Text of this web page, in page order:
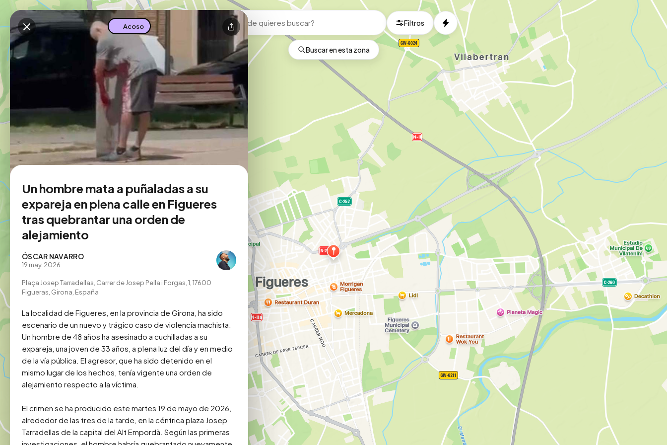
Descarga la app Filtros
Buscar en esta zona
Acoso
Un hombre mata a puñaladas a su
expareja en plena calle en Figueres
tras quebrantar una orden de
alejamiento
ÓSCAR NAVARRO
19 may. 2026
Plaça Josep Tarradellas, Carrer de Josep Pella i Forgas, 1, 17600
Figueras, Girona, España
La localidad de Figueres, en la provincia de Girona, ha sido
escenario de un nuevo y trágico caso de violencia machista.
Un hombre de 48 años ha asesinado a cuchilladas a su
expareja, una joven de 33 años, a plena luz del día y en medio
de la vía pública. El agresor, que ha sido detenido en el
mismo lugar de los hechos, tenía vigente una orden de
alejamiento respecto a la víctima.
El crimen se ha producido este martes 19 de mayo de 2026,
alrededor de las tres de la tarde, en la céntrica plaza Josep
Tarradellas de la capital del Alt Empordà. Según las primeras